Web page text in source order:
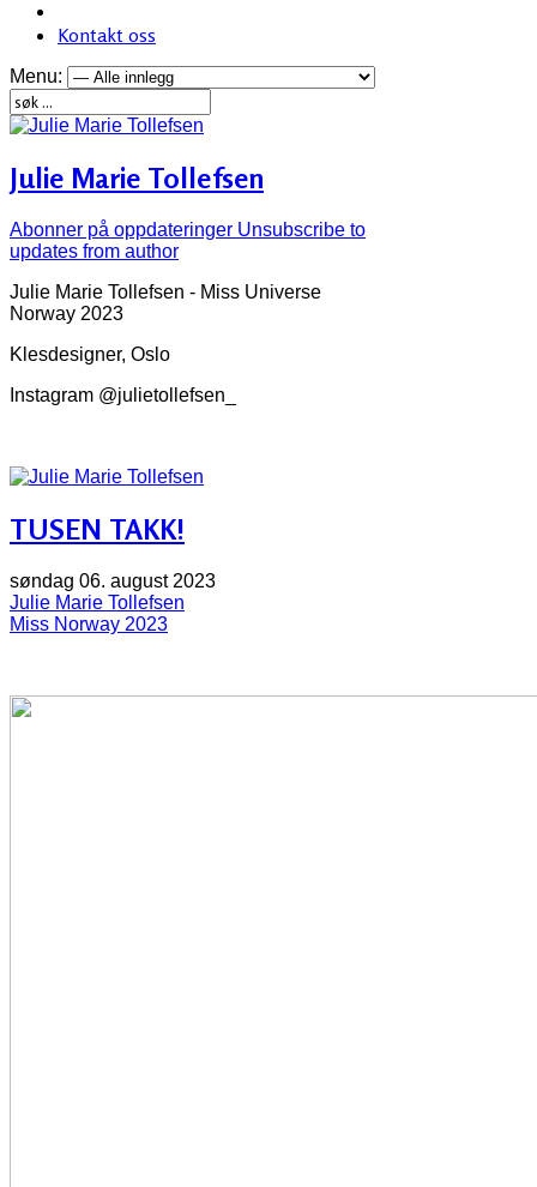
Kontakt oss
Menu:
Julie Marie Tollefsen
Abonner på oppdateringer Unsubscribe to
updates from author
Julie Marie Tollefsen - Miss Universe
Norway 2023
Klesdesigner, Oslo
Instagram @julietollefsen_
TUSEN TAKK!
søndag 06. august 2023
Julie Marie Tollefsen
Miss Norway 2023